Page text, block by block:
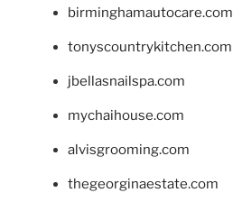
birminghamautocare.com
tonyscountrykitchen.com
jbellasnailspa.com
mychaihouse.com
alvisgrooming.com
thegeorginaestate.com